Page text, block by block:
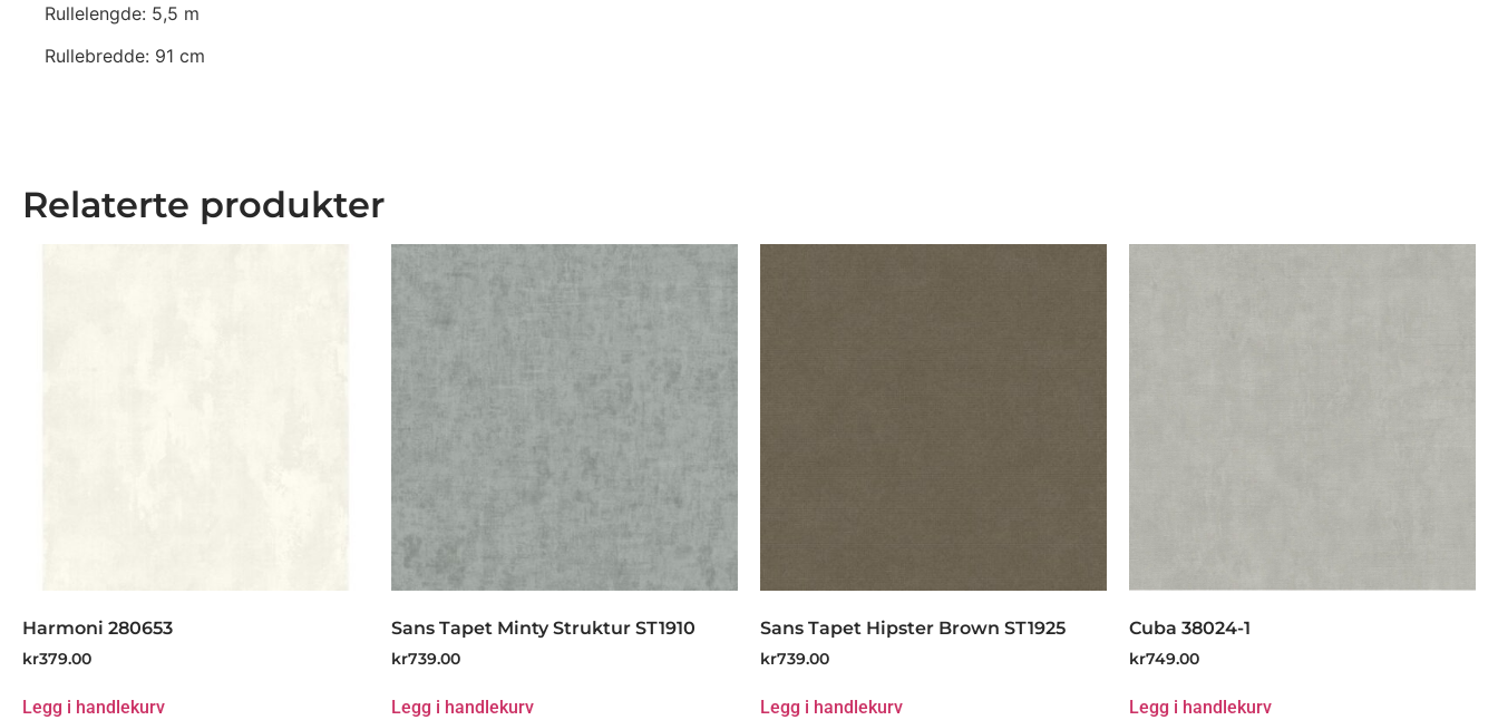
Rullelengde: 5,5 m
Rullebredde: 91 cm
Relaterte produkter
Harmoni 280653
kr379.00
Legg i handlekurv
Sans Tapet Minty Struktur ST1910
kr739.00
Legg i handlekurv
Sans Tapet Hipster Brown ST1925
kr739.00
Legg i handlekurv
Cuba 38024-1
kr749.00
Legg i handlekurv